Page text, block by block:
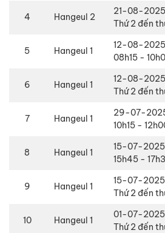
4 Hangeul 2
21-08-2025
Thứ 2 đến
5 Hangeul 1
12-08-2025
08h15 -
6 Hangeul 1
12-08-2025
Thứ 2 đến
7 Hangeul 1
29-07-
10h15 -
8 Hangeul 1
15-07-2025
15h45 -
9 Hangeul 1
15-07-2025
Thứ 2 đến
10 Hangeul 1
01-07-2025
Thứ 2 đến